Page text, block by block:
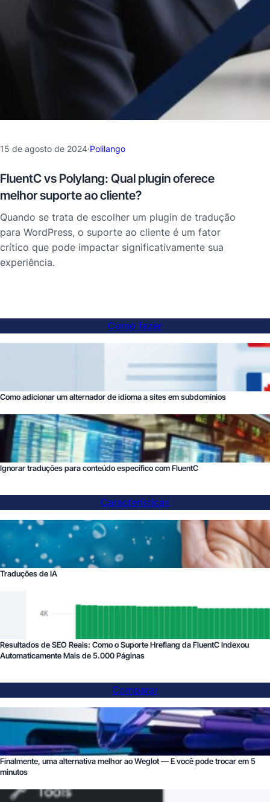
15 de agosto de 2024·Polilango
FluentC vs Polylang: Qual plugin oferece
melhor suporte ao cliente?
Quando se trata de escolher um plugin de tradução
para WordPress, o suporte ao cliente é um fator
crítico que pode impactar significativamente sua
experiência.
Como fazer
Como adicionar um alternador de idioma a sites em subdomínios
Ignorar traduções para conteúdo específico com FluentC
Características
Traduções de IA
Resultados de SEO Reais: Como o Suporte Hreflang da FluentC Indexou
Automaticamente Mais de 5.000 Páginas
Comparar
Finalmente, uma alternativa melhor ao Weglot — E você pode trocar em 5
minutos